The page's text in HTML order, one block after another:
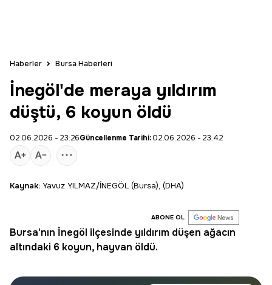
Haberler Bursa Haberleri
İnegöl'de meraya yıldırım
düştü, 6 koyun öldü
02.06.2026 - 23:26Güncellenme Tarihi:02.06.2026 - 23:42
Kaynak: Yavuz YILMAZ/İNEGÖL (Bursa), (DHA)
ABONE OL
Bursa'nın İnegöl ilçesinde yıldırım düşen ağacın
altındaki 6 koyun, hayvan öldü.